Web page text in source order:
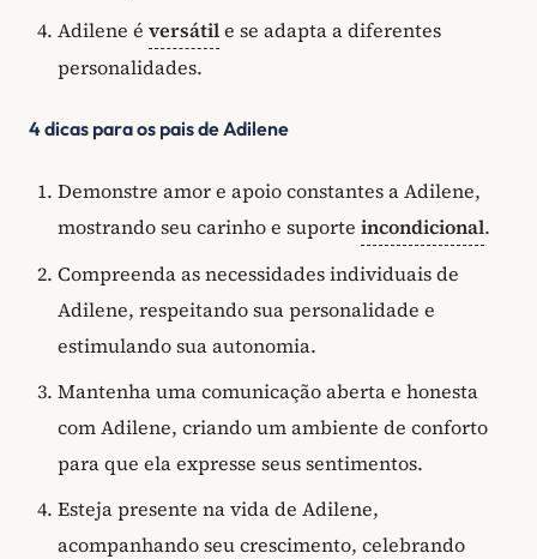
Adilene é versátile se adapta a diferentes
personalidades.
4 dicas para os pais de Adilene
Demonstre amor e apoio constantes a Adilene,
mostrando seu carinho e suporte incondicional.
Compreenda as necessidades individuais de
Adilene, respeitando sua personalidade e
estimulando sua autonomia.
Mantenha uma comunicação aberta e honesta
com Adilene, criando um ambiente de conforto
para que ela expresse seus sentimentos.
Esteja presente na vida de Adilene,
acompanhando seu crescimento, celebrando